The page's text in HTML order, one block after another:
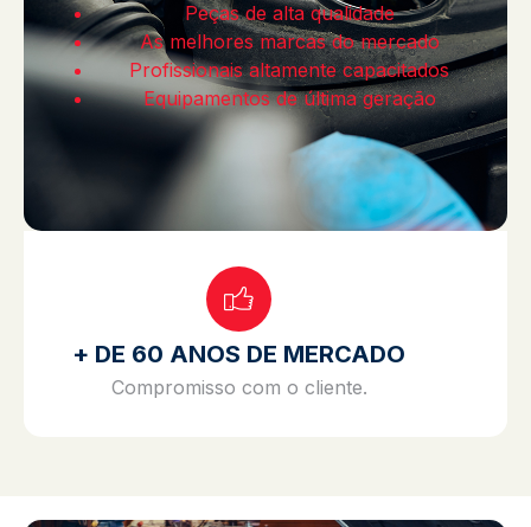
Peças de alta qualidade
As melhores marcas do mercado
Profissionais altamente capacitados
Equipamentos de última geração
+ DE 60 ANOS DE MERCADO
Compromisso com o cliente.